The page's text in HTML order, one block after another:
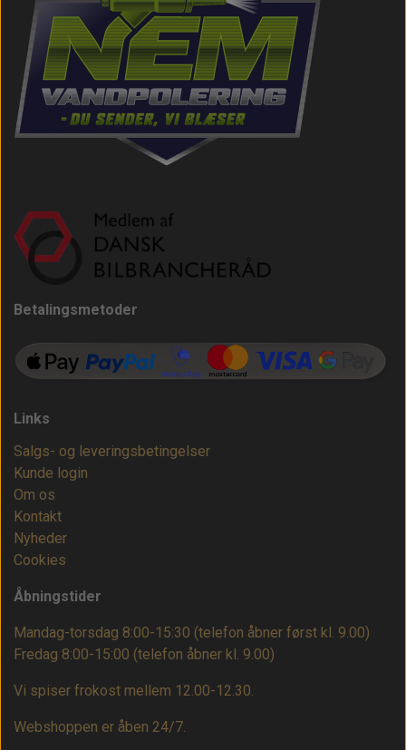
Betalingsmetoder
Links
Salgs- og leveringsbetingelser
Kunde login
Om os
Kontakt
Nyheder
Cookies
Åbningstider
Mandag-torsdag 8:00-15:30 (telefon åbner først kl. 9.00)
Fredag 8:00-15:00 (telefon åbner kl. 9.00)
Vi spiser frokost mellem 12.00-12.30.
Webshoppen er åben 24/7.